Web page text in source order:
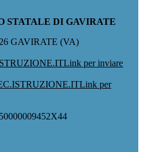
STATALE DI GAVIRATE
GAVIRATE (VA)
Link per inviare
Link per